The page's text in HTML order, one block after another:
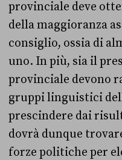
provinciale deve
della maggioranza
consiglio, ossia di
uno. In più, sia il
provinciale devono
gruppi linguistici
prescindere dai
dovrà dunque
forze politiche per